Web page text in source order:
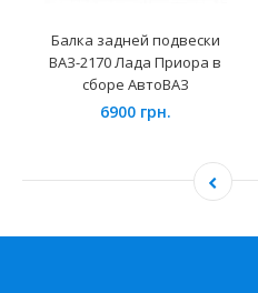
Балка задней подвески
ВАЗ-2170 Лада Приора в
сборе АвтоВАЗ
6900 грн.